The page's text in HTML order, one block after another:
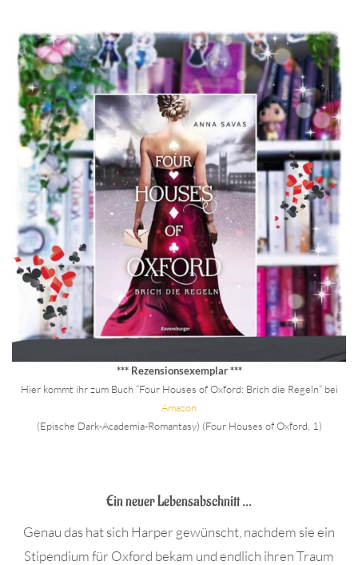
*** Rezensionsexemplar ***
Hier kommt ihr zum Buch “Four Houses of Oxford: Brich die Regeln” bei
Amazon
(Epische Dark-Academia-Romantasy) (Four Houses of Oxford, 1)
Ein neuer Lebensabschnitt …
Genau das hat sich Harper gewünscht, nachdem sie ein
Stipendium für Oxford bekam und endlich ihren Traum